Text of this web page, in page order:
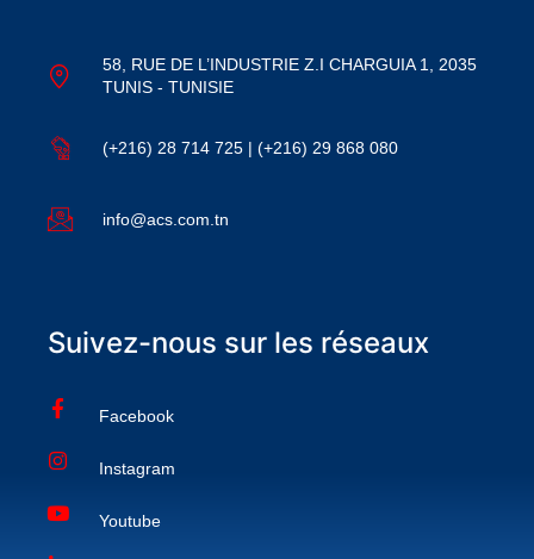
58, RUE DE L’INDUSTRIE Z.I CHARGUIA 1, 2035
TUNIS - TUNISIE
(+216) 28 714 725 | (+216) 29 868 080
info@acs.com.tn
Suivez-nous sur les réseaux
Facebook
Instagram
Youtube